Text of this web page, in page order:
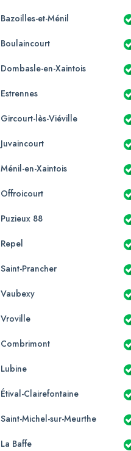
Bazoilles-et-Ménil
Boulaincourt
Dombasle-en-Xaintois
Estrennes
Gircourt-lès-Viéville
Juvaincourt
Ménil-en-Xaintois
Offroicourt
Puzieux 88
Repel
Saint-Prancher
Vaubexy
Vroville
Combrimont
Lubine
Étival-Clairefontaine
Saint-Michel-sur-Meurthe
La Baffe